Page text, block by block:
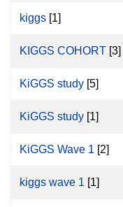
kiggs [1]
KIGGS COHORT [3]
KiGGS study [5]
KiGGS study [1]
KiGGS Wave 1 [2]
kiggs wave 1 [1]